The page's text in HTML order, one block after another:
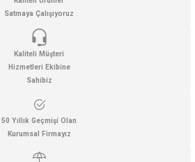
Gönder
Satmaya Çalışıyoruz
Kaliteli Müşteri
Hizmetleri Ekibine
Sahibiz
50 Yıllık Geçmişi Olan
Kurumsal Firmayız